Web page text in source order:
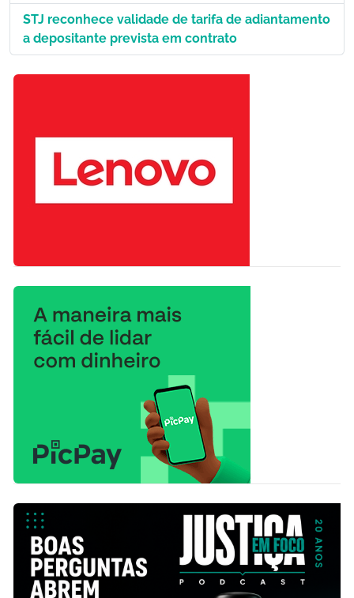
STJ reconhece validade de tarifa de adiantamento
a depositante prevista em contrato